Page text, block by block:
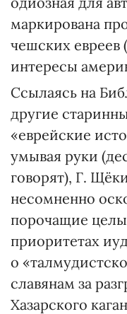
маркирована
чешских евреев
интересы
Ссылаясь на
другие
«еврейские
умывая руки
говорят), Г.
несомненно
порочащие
приоритетах
о
славянам за
Хазарского